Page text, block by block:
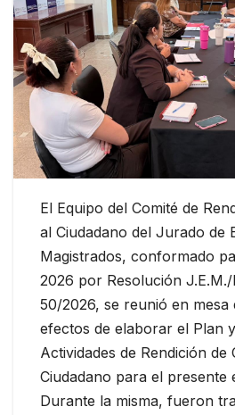
El Equipo del Comité de
al Ciudadano del Jurado de
Magistrados, conformado
2026 por Resolución J.E.M./
50/2026, se reunió en mesa
efectos de elaborar el Plan
Actividades de Rendición de
Ciudadano para el presente
Durante la misma, fueron